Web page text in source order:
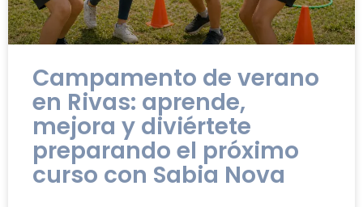
Campamento de verano
en Rivas: aprende,
mejora y diviértete
preparando el próximo
curso con Sabia Nova